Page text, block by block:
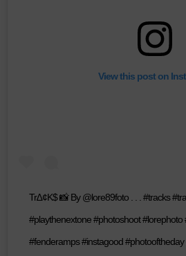
View this post on
Tr∆¢K$ 📸 By @lore89foto . . . #tracks
#playthenextone #photoshoot #lorephoto
#fenderamps #instagood